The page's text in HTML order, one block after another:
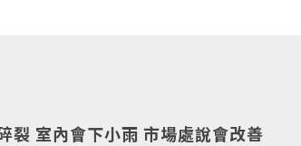
裂 室內會下小雨 市場處說會改善